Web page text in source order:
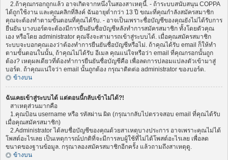
2.ถ้าคุณกรอกถูกแล้ว อาจเกิดจากหนึ่งในสองสาเหตุนี้. - ถ้าระบบสนับสนุน COPPA
ได้ถูกใช้งาน และคุณคลิกที่ลิงค์ ฉันอายุต่ำกว่า 13 ปี ขณะที่คุณกำลังสมัครสมาชิก
คุณจะต้องทำตามขั้นตอนที่คุณได้รับ. - อาจเป็นเพราะชื่อบัญชีของคุณยังไม่ได้รับการ
ยืนยัน บางบอร์ดจะต้องมีการยืนยันชื่อบัญชีหลังทำการสมัครสมาชิก ทั้งโดยตัวคุณ
เอง หรือโดย administrator คุณจึงจะสามารถเข้าสู่ระบบได้. เมื่อคุณสมัครสมาชิก
ระบบจะบอกคุณเองว่าต้องทำการยืนยันชื่อบัญชีหรือไม่. ถ้าคุณได้รับ email ก็ให้ทำ
ตามขั้นตอนในนั้น, ถ้าคุณไม่ได้รับ อีเมล คุณแน่ใจหรือว่า email ที่คุณกรอกนั้นถูก
ต้อง? เหตุผลเดียวที่ต้องทำการยืนยันชื่อบัญชีคือ เพื่อลดการปลอมแปลงตัวเข้ามาสู่
บอร์ด. ถ้าคุณแน่ใจว่า email นั้นถูกต้อง กรุณาติดต่อ administrator ของบอร์ด.
ข้างบน
ฉันเคยเข้าสู่ระบบได้ แต่ตอนนี้กลับเข้าไม่ได้?!
สาเหตุส่วนมากคือ
1.คุณป้อน username หรือ รหัสผ่าน ผิด (กรุณากลับไปตรวจสอบ email ที่คุณได้รับ
เมื่อคุณสมัครสมาชิก)
2.Administrator ได้ลบชื่อบัญชีของคุณด้วยสาเหตุบางประการ อาจเพราะคุณไม่ได้
โพสต์อะไรเลย เป็นเหตุการณ์ปกติที่จะมีการลบผู้ใช้ที่ไม่ได้โพสต์อะไรเลย เพื่อลด
ขนาดของฐานข้อมูล. กรุณาลองสมัครสมาชิกอีกครั้ง แล้วถามถึงสาเหตุดู.
ข้างบน